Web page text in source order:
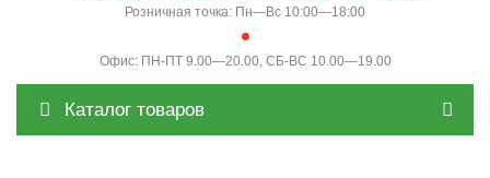
Розничная точка: Пн—Вс 10:00—18:00
Офис: ПН-ПТ 9.00—20.00, СБ-ВС 10.00—19.00
Каталог товаров